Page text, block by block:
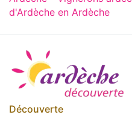
d'Ardèche en Ardèche
Découverte